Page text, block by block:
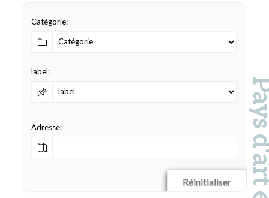
Catégorie:
label:
Adresse:
Réinitialiser